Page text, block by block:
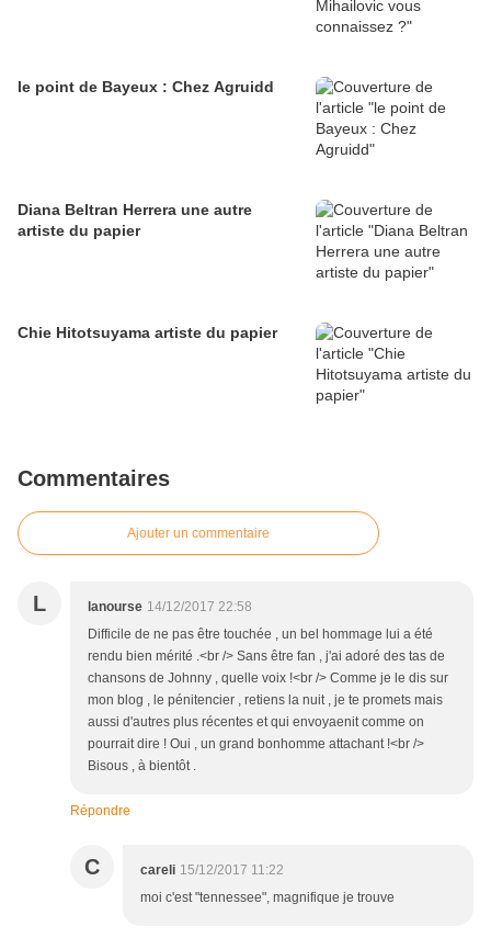
le point de Bayeux : Chez Agruidd
Diana Beltran Herrera une autre
artiste du papier
Chie Hitotsuyama artiste du papier
Commentaires
Ajouter un commentaire
L lanourse 14/12/2017 22:58
Difficile de ne pas être touchée , un bel hommage lui a été
rendu bien mérité .<br /> Sans être fan , j'ai adoré des tas de
chansons de Johnny , quelle voix !<br /> Comme je le dis sur
mon blog , le pénitencier , retiens la nuit , je te promets mais
aussi d'autres plus récentes et qui envoyaenit comme on
pourrait dire ! Oui , un grand bonhomme attachant !<br />
Bisous , à bientôt .
Répondre
C careli 15/12/2017 11:22
moi c'est "tennessee", magnifique je trouve